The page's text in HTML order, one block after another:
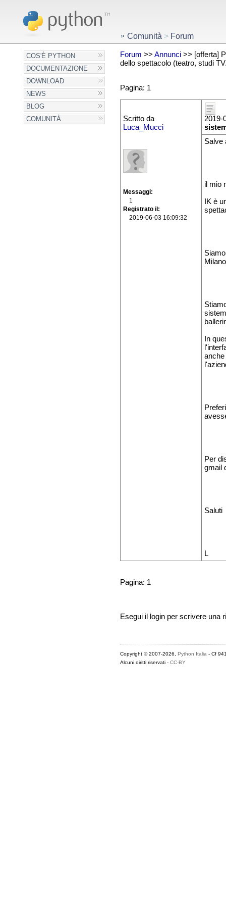
COS'È PYTHON
DOCUMENTAZIONE
DOWNLOAD
NEWS
BLOG
COMUNITÀ
Comunità > Forum
Forum >> Annunci>> [offerta]
dello spettacolo (teatro, studi
Pagina: 1
Scritto da
Luca_Mucci
Messaggi
1
Registrato il
2019-06-03 16:09:32
2019-
Salve
il mio
IK è
In
anche
Per
gmail
Saluti
L
Pagina: 1
Esegui il login per scrivere una
Copyright © 2007-2026, Python Italia- Cf
Alcuni diritti riservati - CC-BY